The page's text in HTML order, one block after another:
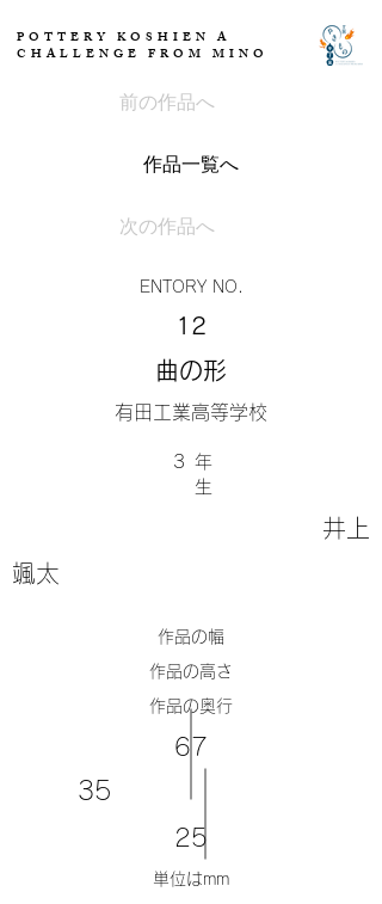
POTTERY KOSHIEN A
CHALLENGE FROM MINO
前の作品へ
作品一覧へ
次の作品へ
ENTORY NO.
12
曲の形
有田工業高等学校
​年
生
3
井上
颯太
​作品の幅
​作品の高さ
​作品の奥行
67
35
25
単位はmm